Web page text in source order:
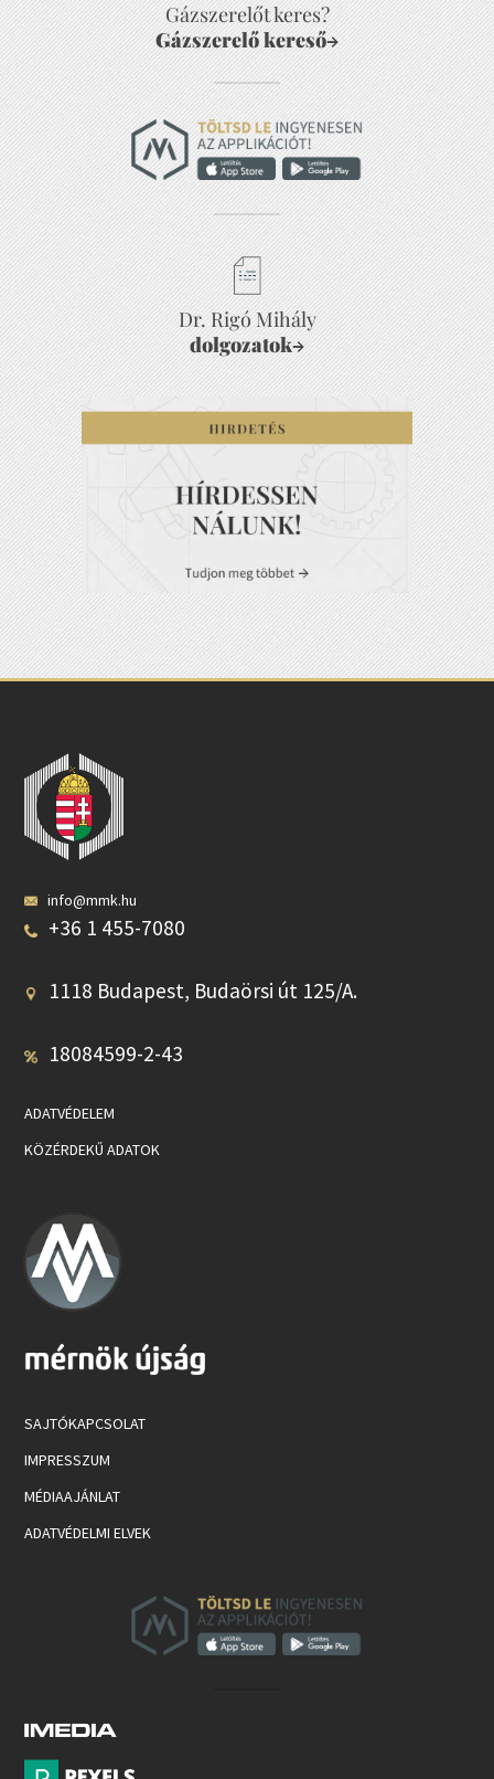
Gázszerelőt keres?
Gázszerelő kereső→
Dr. Rigó Mihály
dolgozatok→
info@mmk.hu
+36 1 455-7080
1118 Budapest, Budaörsi út 125/A.
18084599-2-43
ADATVÉDELEM
KÖZÉRDEKŰ ADATOK
SAJTÓKAPCSOLAT
IMPRESSZUM
MÉDIAAJÁNLAT
ADATVÉDELMI ELVEK